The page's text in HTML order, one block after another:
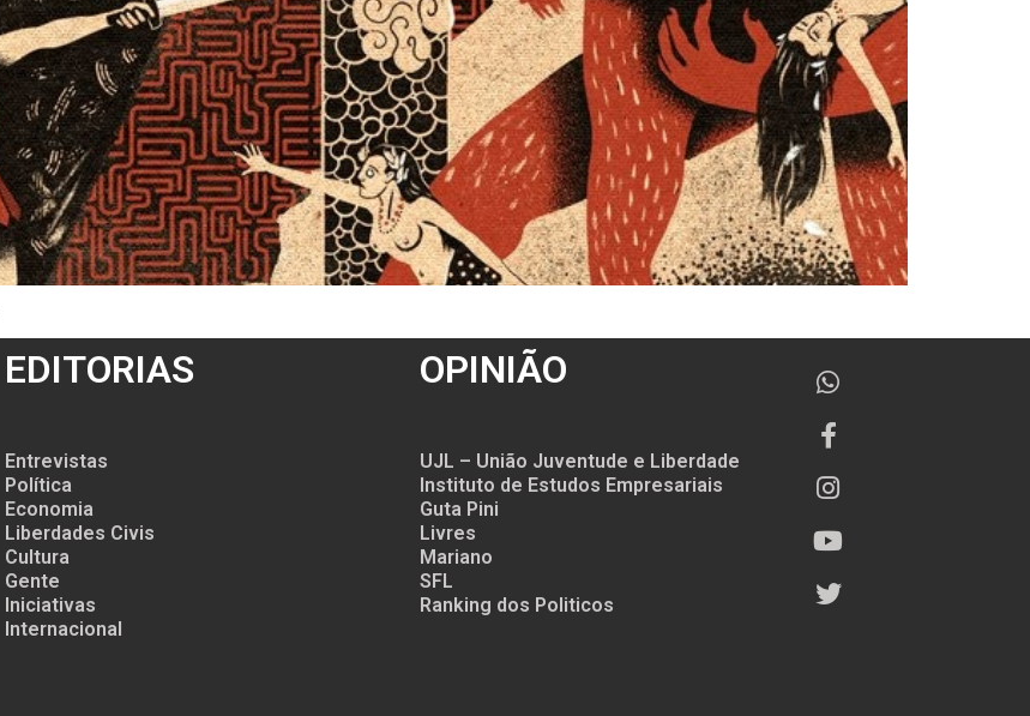
EDITORIAS
Entrevistas
Política
Economia
Liberdades Civis
Cultura
Gente
Iniciativas
Internacional
OPINIÃO
UJL – União Juventude e Liberdade
Instituto de Estudos Empresariais
Guta Pini
Livres
Mariano
SFL
Ranking dos Politicos